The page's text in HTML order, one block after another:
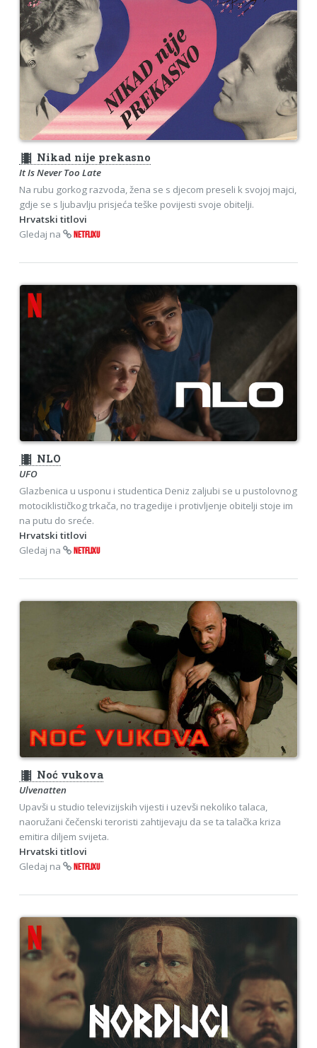
theaters Nikad nije prekasno
It Is Never Too Late
Na rubu gorkog razvoda, žena se s djecom preseli k svojoj majci,
gdje se s ljubavlju prisjeća teške povijesti svoje obitelji.
Hrvatski titlovi
Gledaj na
NETFLIXU
theaters NLO
UFO
Glazbenica u usponu i studentica Deniz zaljubi se u pustolovnog
motociklističkog trkača, no tragedije i protivljenje obitelji stoje im
na putu do sreće.
Hrvatski titlovi
Gledaj na
NETFLIXU
theaters Noć vukova
Ulvenatten
Upavši u studio televizijskih vijesti i uzevši nekoliko talaca,
naoružani čečenski teroristi zahtijevaju da se ta talačka kriza
emitira diljem svijeta.
Hrvatski titlovi
Gledaj na
NETFLIXU